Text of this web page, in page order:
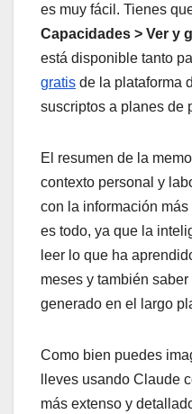
es muy fácil. Tienes
Capacidades > Ver y
está disponible tanto
gratis de la plataforma
suscriptos a planes de
El resumen de la
contexto personal y
con la información
es todo, ya que la
leer lo que ha
meses y también saber
generado en el largo
Como bien puedes
lleves usando Claude
más extenso y